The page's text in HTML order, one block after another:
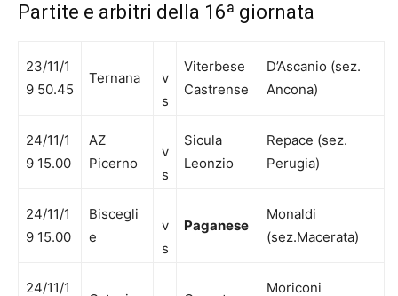
Partite e arbitri della 16ª giornata
23/11/1
9 50.45
Ternana
v
s
Viterbese
Castrense
D’Ascanio (sez.
Ancona)
24/11/1
9 15.00
AZ
Picerno
v
s
Sicula
Leonzio
Repace (sez.
Perugia)
24/11/1
9 15.00
Biscegli
e
v
s
Paganese
Monaldi
(sez.Macerata)
24/11/1
Moriconi